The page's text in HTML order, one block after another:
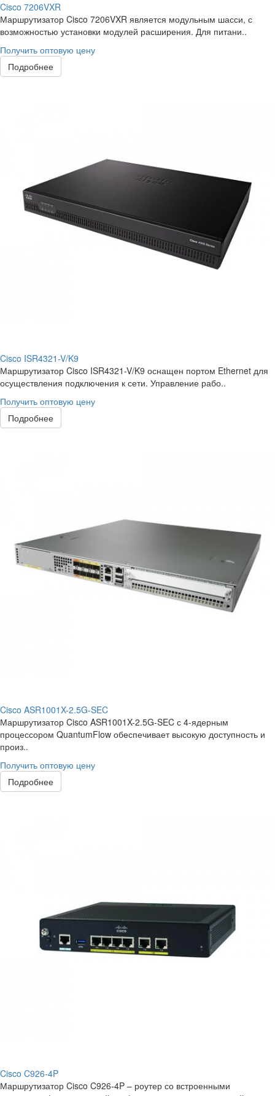
Cisco 7206VXR
Маршрутизатор Cisco 7206VXR является модульным шасси, с
возможностью установки модулей расширения. Для питани..
Получить оптовую цену
Подробнее
Cisco ISR4321-V/K9
Маршрутизатор Cisco ISR4321-V/K9 оснащен портом Ethernet для
осуществления подключения к сети. Управление рабо..
Получить оптовую цену
Подробнее
Cisco ASR1001X-2.5G-SEC
Маршрутизатор Cisco ASR1001X-2.5G-SEC с 4-ядерным
процессором QuantumFlow обеспечивает высокую доступность и
произ..
Получить оптовую цену
Подробнее
Cisco C926-4P
Маршрутизатор Cisco C926-4P – роутер со встроенными